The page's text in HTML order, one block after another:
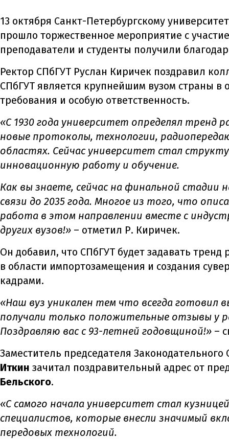
13 октября Санкт-Петербургскому
прошло торжественное мероприятие с
преподаватели и студенты получили
Ректор СПбГУТ Руслан Киричек поздравил
СПбГУТ является крупнейшим вузом страны в
требования и особую ответственность.
«С 1930 года университет определял тренд
новые протоколы, технологии,
областях. Сейчас университет стал
инновационную работу и обучение.
Как вы знаете, сейчас на финальной
связи до 2035 года. Многое из того, что
работа в этом направлении вместе с
других вузов!» – отметил Р. Киричек.
Он добавил, что СПбГУТ будет задавать
в области импортозамещения и создания
кадрами.
«Наш вуз уникален тем что всегда готовил
получали только положительные отзывы у
Поздравляю вас с 93-летней годовщиной!» –
Заместитель председателя
Иткин зачитал поздравительный адрес от
Бельского.
«С самого начала университет стал
специалистов, которые внесли значимый
передовых технологий.